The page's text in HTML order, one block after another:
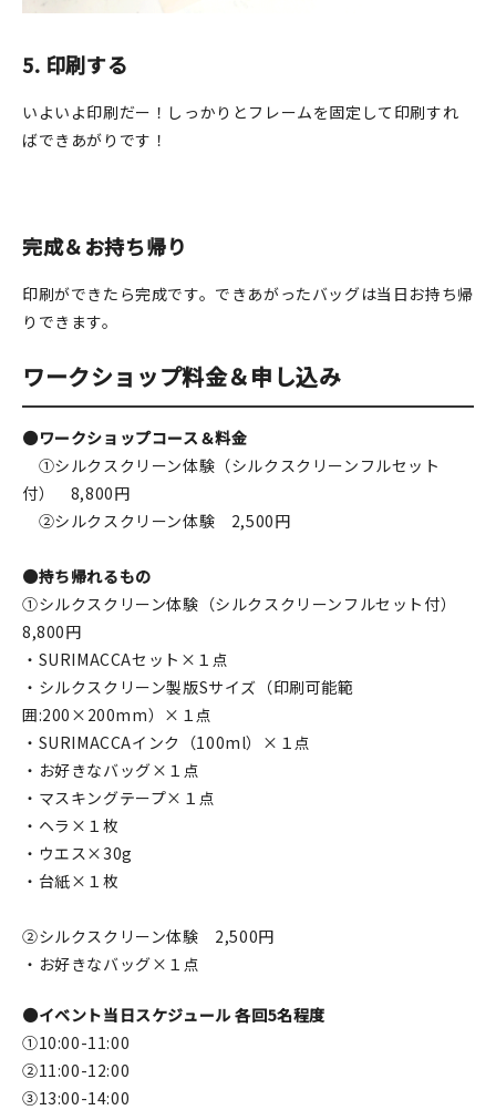
5. 印刷する
いよいよ印刷だー！しっかりとフレームを固定して印刷すれ
ばできあがりです！
完成＆お持ち帰り
印刷ができたら完成です。できあがったバッグは当日お持ち帰
りできます。
ワークショップ料金＆申し込み
●ワークショップコース＆料金
①シルクスクリーン体験（シルクスクリーンフルセット
付） 8,800円
②シルクスクリーン体験 2,500円
●持ち帰れるもの
①シルクスクリーン体験（シルクスクリーンフルセット付）
8,800円
・SURIMACCAセット×１点
・シルクスクリーン製版Sサイズ（印刷可能範
囲:200×200mm）×１点
・SURIMACCAインク（100ml）×１点
・お好きなバッグ×１点
・マスキングテープ×１点
・ヘラ×１枚
・ウエス×30g
・台紙×１枚
②シルクスクリーン体験 2,500円
・お好きなバッグ×１点
●イベント当日スケジュール 各回5名程度
①10:00-11:00
②11:00-12:00
③13:00-14:00